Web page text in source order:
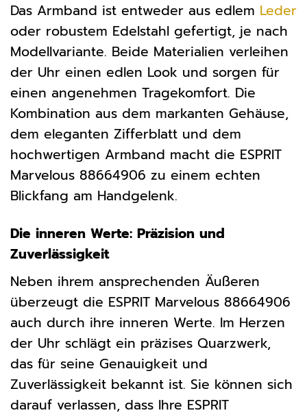
Das Armband ist entweder aus edlem Leder
oder robustem Edelstahl gefertigt, je nach
Modellvariante. Beide Materialien verleihen
der Uhr einen edlen Look und sorgen für
einen angenehmen Tragekomfort. Die
Kombination aus dem markanten Gehäuse,
dem eleganten Zifferblatt und dem
hochwertigen Armband macht die ESPRIT
Marvelous 88664906 zu einem echten
Blickfang am Handgelenk.
Die inneren Werte: Präzision und
Zuverlässigkeit
Neben ihrem ansprechenden Äußeren
überzeugt die ESPRIT Marvelous 88664906
auch durch ihre inneren Werte. Im Herzen
der Uhr schlägt ein präzises Quarzwerk,
das für seine Genauigkeit und
Zuverlässigkeit bekannt ist. Sie können sich
darauf verlassen, dass Ihre ESPRIT